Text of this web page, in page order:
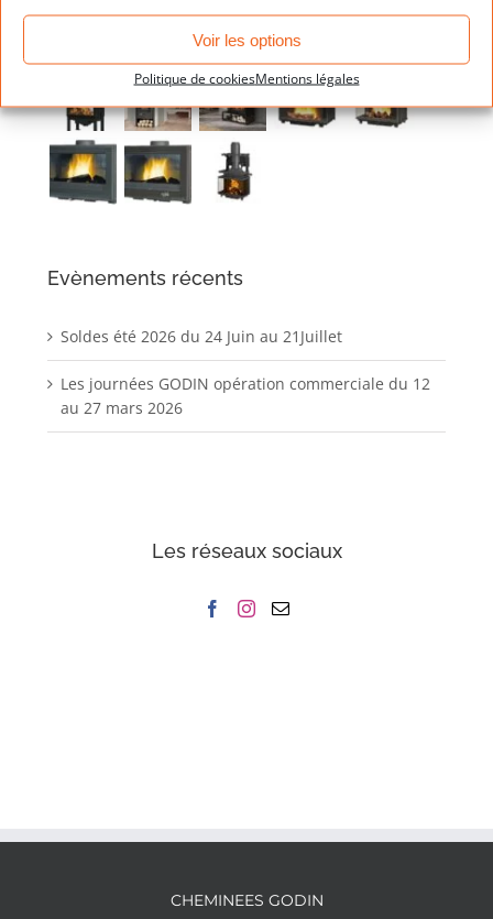
Voir les options
Politique de cookiesMentions légales
Dernières réalisations
Evènements récents
Soldes été 2026 du 24 Juin au 21Juillet
Les journées GODIN opération commerciale du 12
au 27 mars 2026
Les réseaux sociaux
CHEMINEES GODIN